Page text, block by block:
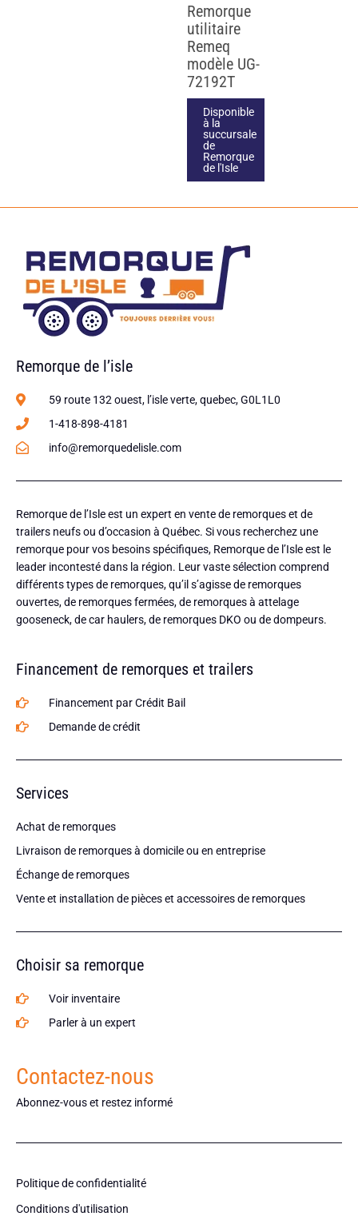
Remorque
utilitaire
Remeq
modèle UG-
72192T
Disponible
à la
succursale
de
Remorque
de l'Isle
Remorque de l’isle
59 route 132 ouest, l’isle verte, quebec, G0L1L0
1-418-898-4181
info@remorquedelisle.com
Remorque de l’Isle est un expert en vente de remorques et de
trailers neufs ou d’occasion à Québec. Si vous recherchez une
remorque pour vos besoins spécifiques, Remorque de l’Isle est le
leader incontesté dans la région. Leur vaste sélection comprend
différents types de remorques, qu’il s’agisse de remorques
ouvertes, de remorques fermées, de remorques à attelage
gooseneck, de car haulers, de remorques DKO ou de dompeurs.
Financement de remorques et trailers
Financement par Crédit Bail
Demande de crédit
Services
Achat de remorques
Livraison de remorques à domicile ou en entreprise
Échange de remorques
Vente et installation de pièces et accessoires de remorques
Choisir sa remorque
Voir inventaire
Parler à un expert
Contactez-nous
Abonnez-vous et restez informé
Politique de confidentialité
Conditions d'utilisation